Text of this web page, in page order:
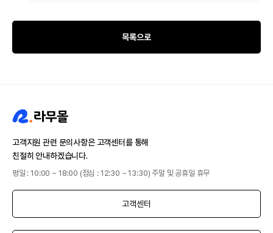
목록으로
고객지원 관련 문의사항은 고객센터를 통해
친절히 안내하겠습니다.
평일 : 10:00 ~ 18:00 (점심 : 12:30 ~ 13:30) 주말 및 공휴일 휴무
고객센터